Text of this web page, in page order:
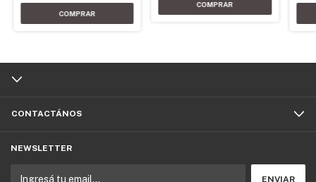
CONTACTÁNOS
NEWSLETTER